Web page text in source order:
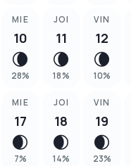
MIE
10
🌘
28%
JOI
11
🌘
18%
VIN
12
🌘
10%
MIE
17
🌒
7%
JOI
18
🌒
14%
VIN
19
🌒
23%